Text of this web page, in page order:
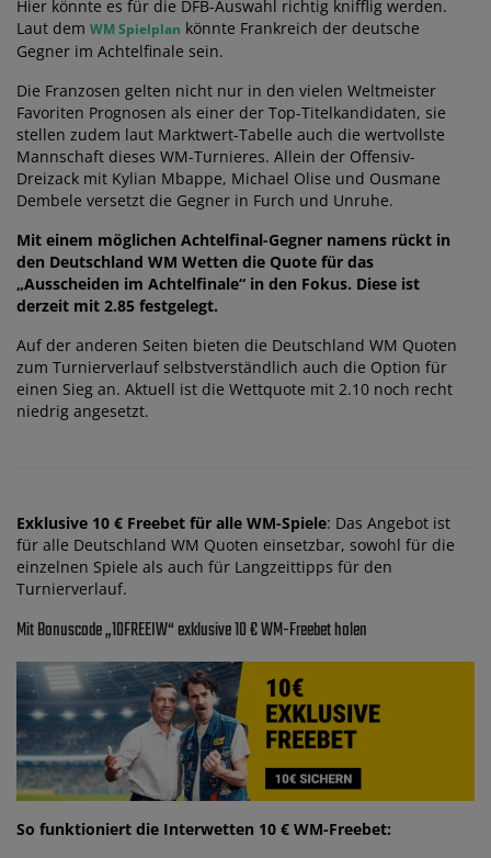
Hier könnte es für die DFB-Auswahl richtig knifflig werden.
Laut dem WM Spielplan könnte Frankreich der deutsche
Gegner im Achtelfinale sein.
Die Franzosen gelten nicht nur in den vielen Weltmeister
Favoriten Prognosen als einer der Top-Titelkandidaten, sie
stellen zudem laut Marktwert-Tabelle auch die wertvollste
Mannschaft dieses WM-Turnieres. Allein der Offensiv-
Dreizack mit Kylian Mbappe, Michael Olise und Ousmane
Dembele versetzt die Gegner in Furch und Unruhe.
Mit einem möglichen Achtelfinal-Gegner namens rückt in
den Deutschland WM Wetten die Quote für das
„Ausscheiden im Achtelfinale“ in den Fokus. Diese ist
derzeit mit 2.85 festgelegt.
Auf der anderen Seiten bieten die Deutschland WM Quoten
zum Turnierverlauf selbstverständlich auch die Option für
einen Sieg an. Aktuell ist die Wettquote mit 2.10 noch recht
niedrig angesetzt.
Exklusive 10 € Freebet für alle WM-Spiele: Das Angebot ist
für alle Deutschland WM Quoten einsetzbar, sowohl für die
einzelnen Spiele als auch für Langzeittipps für den
Turnierverlauf.
Mit Bonuscode „10FREEIW“ exklusive 10 € WM-Freebet holen
So funktioniert die Interwetten 10 € WM-Freebet: